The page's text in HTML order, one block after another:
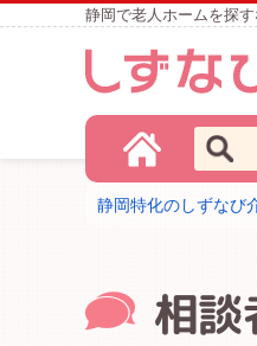
静岡で老人ホームを探す
静岡特化のしずなび
相